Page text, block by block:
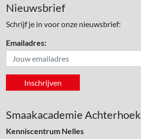
Nieuwsbrief
Schrijf je in voor onze nieuwsbrief:
Emailadres:
Smaakacademie Achterhoek
Kenniscentrum Nelles